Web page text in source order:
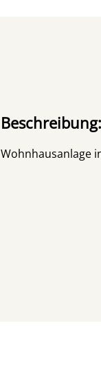
Beschreibung:
Wohnhausanlage